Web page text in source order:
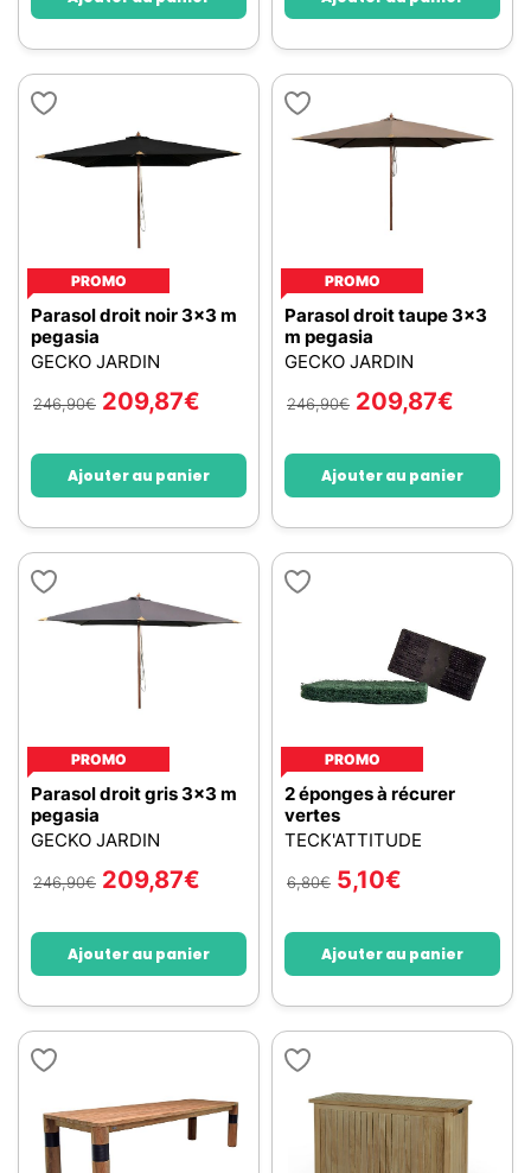
PROMO
Parasol droit noir 3x3 m
pegasia
GECKO JARDIN
246,90€ 209,87€
Ajouter au panier
PROMO
Parasol droit taupe 3x3
m pegasia
GECKO JARDIN
246,90€ 209,87€
Ajouter au panier
PROMO
Parasol droit gris 3x3 m
pegasia
GECKO JARDIN
246,90€ 209,87€
Ajouter au panier
PROMO
2 éponges à récurer
vertes
TECK'ATTITUDE
6,80€ 5,10€
Ajouter au panier